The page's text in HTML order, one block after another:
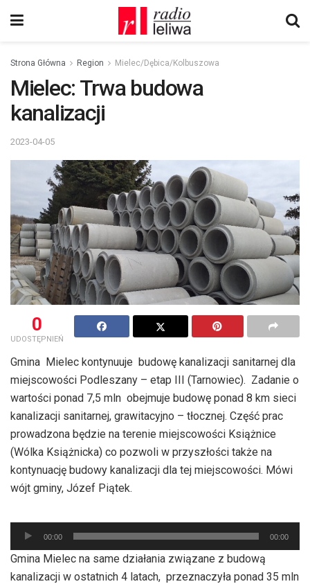
Strona Główna Region Mielec/Dębica/Kolbuszowa
Mielec: Trwa budowa
kanalizacji
2023-04-05
0
UDOSTĘPNIEŃ
Gmina Mielec kontynuuje budowę kanalizacji sanitarnej dla
miejscowości Podleszany – etap III (Tarnowiec). Zadanie o
wartości ponad 7,5 mln obejmuje budowę ponad 8 km sieci
kanalizacji sanitarnej, grawitacyjno – tłocznej. Część prac
prowadzona będzie na terenie miejscowości Książnice
(Wólka Książnicka) co pozwoli w przyszłości także na
kontynuację budowy kanalizacji dla tej miejscowości. Mówi
wójt gminy, Józef Piątek.
Odtwarzacz
plików
dźwiękowych
00:00 00:00
Gmina Mielec na same działania związane z budową
kanalizacji w ostatnich 4 latach, przeznaczyła ponad 35 mln